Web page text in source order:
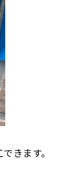
きます。